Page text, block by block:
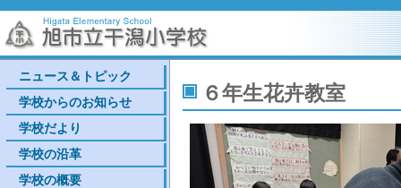
ニュース＆トピック
学校からのお知らせ
学校だより
学校の沿革
学校の概要
６年生花卉教室